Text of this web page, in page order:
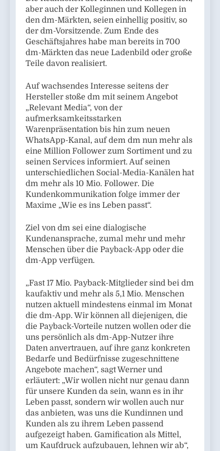
aber auch der Kolleginnen und Kollegen in
den dm-Märkten, seien einhellig positiv, so
der dm-Vorsitzende. Zum Ende des
Geschäftsjahres habe man bereits in 700
dm-Märkten das neue Ladenbild oder große
Teile davon realisiert.
Auf wachsendes Interesse seitens der
Hersteller stoße dm mit seinem Angebot
„Relevant Media“, von der
aufmerksamkeitsstarken
Warenpräsentation bis hin zum neuen
WhatsApp-Kanal, auf dem dm nun mehr als
eine Million Follower zum Sortiment und zu
seinen Services informiert. Auf seinen
unterschiedlichen Social-Media-Kanälen hat
dm mehr als 10 Mio. Follower. Die
Kundenkommunikation folge immer der
Maxime „Wie es ins Leben passt“.
Ziel von dm sei eine dialogische
Kundenansprache, zumal mehr und mehr
Menschen über die Payback-App oder die
dm-App verfügen.
„Fast 17 Mio. Payback-Mitglieder sind bei dm
kaufaktiv und mehr als 5,1 Mio. Menschen
nutzen aktuell mindestens einmal im Monat
die dm-App. Wir können all diejenigen, die
die Payback-Vorteile nutzen wollen oder die
uns persönlich als dm-App-Nutzer ihre
Daten anvertrauen, auf ihre ganz konkreten
Bedarfe und Bedürfnisse zugeschnittene
Angebote machen“, sagt Werner und
erläutert: „Wir wollen nicht nur genau dann
für unsere Kunden da sein, wann es in ihr
Leben passt, sondern wir wollen auch nur
das anbieten, was uns die Kundinnen und
Kunden als zu ihrem Leben passend
aufgezeigt haben. Gamification als Mittel,
um Kaufdruck aufzubauen, lehnen wir ab“,